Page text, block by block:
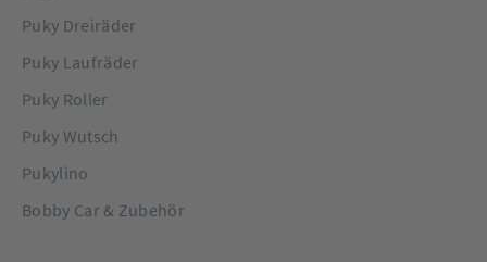
Puky Dreiräder
Puky Laufräder
Puky Roller
Puky Wutsch
Pukylino
Bobby Car & Zubehör